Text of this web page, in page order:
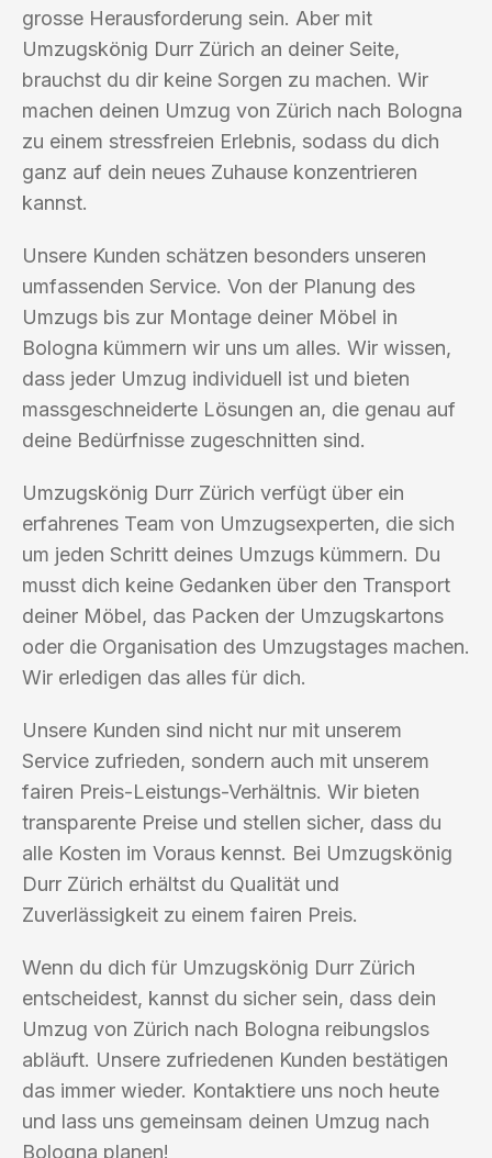
grosse Herausforderung sein. Aber mit
Umzugskönig Durr Zürich an deiner Seite,
brauchst du dir keine Sorgen zu machen. Wir
machen deinen Umzug von Zürich nach Bologna
zu einem stressfreien Erlebnis, sodass du dich
ganz auf dein neues Zuhause konzentrieren
kannst.
Unsere Kunden schätzen besonders unseren
umfassenden Service. Von der Planung des
Umzugs bis zur Montage deiner Möbel in
Bologna kümmern wir uns um alles. Wir wissen,
dass jeder Umzug individuell ist und bieten
massgeschneiderte Lösungen an, die genau auf
deine Bedürfnisse zugeschnitten sind.
Umzugskönig Durr Zürich verfügt über ein
erfahrenes Team von Umzugsexperten, die sich
um jeden Schritt deines Umzugs kümmern. Du
musst dich keine Gedanken über den Transport
deiner Möbel, das Packen der Umzugskartons
oder die Organisation des Umzugstages machen.
Wir erledigen das alles für dich.
Unsere Kunden sind nicht nur mit unserem
Service zufrieden, sondern auch mit unserem
fairen Preis-Leistungs-Verhältnis. Wir bieten
transparente Preise und stellen sicher, dass du
alle Kosten im Voraus kennst. Bei Umzugskönig
Durr Zürich erhältst du Qualität und
Zuverlässigkeit zu einem fairen Preis.
Wenn du dich für Umzugskönig Durr Zürich
entscheidest, kannst du sicher sein, dass dein
Umzug von Zürich nach Bologna reibungslos
abläuft. Unsere zufriedenen Kunden bestätigen
das immer wieder. Kontaktiere uns noch heute
und lass uns gemeinsam deinen Umzug nach
Bologna planen!